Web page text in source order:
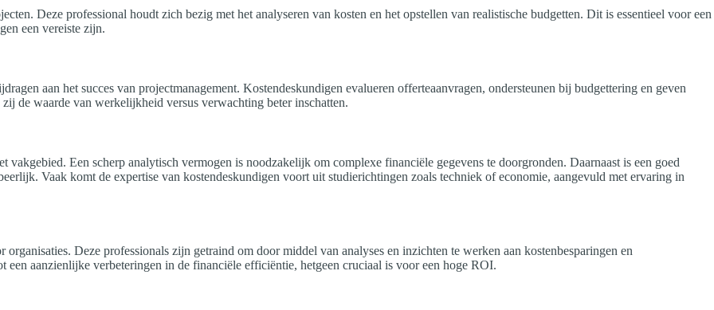
Deze professional houdt zich bezig met het analyseren van kosten en het opstellen van realistische budgetten. Dit is essentieel voor een
een vereiste zijn.
aan het succes van projectmanagement. Kostendeskundigen evalueren offerteaanvragen, ondersteunen bij budgettering en geven
de waarde van werkelijkheid versus verwachting beter inschatten.
Een scherp analytisch vermogen is noodzakelijk om complexe financiële gegevens te doorgronden. Daarnaast is een goed
Vaak komt de expertise van kostendeskundigen voort uit studierichtingen zoals techniek of economie, aangevuld met ervaring in
Deze professionals zijn getraind om door middel van analyses en inzichten te werken aan kostenbesparingen en
aanzienlijke verbeteringen in de financiële efficiëntie, hetgeen cruciaal is voor een hoge ROI.